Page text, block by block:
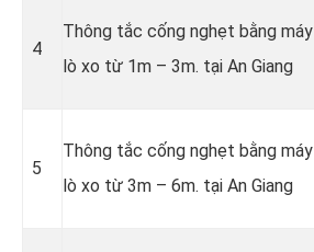
4
Thông tắc cống nghẹt bằng máy
lò xo từ 1m – 3m. tại An Giang
5
Thông tắc cống nghẹt bằng máy
lò xo từ 3m – 6m. tại An Giang